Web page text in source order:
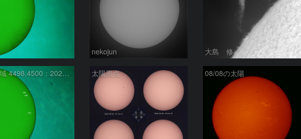
nekojun 大島 修
活動領域 4498,4500：2026/08/08 太陽黒点 08/08の太陽